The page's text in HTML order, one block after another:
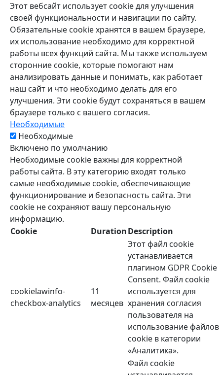
Этот вебсайт использует cookie для улучшения
своей функциональности и навигации по сайту.
Обязательные cookie хранятся в вашем браузере,
их использование необходимо для корректной
работы всех функций сайта. Мы также используем
сторонние cookie, которые помогают нам
анализировать данные и понимать, как работает
наш сайт и что необходимо делать для его
улучшения. Эти cookie будут сохраняться в вашем
браузере только с вашего согласия.
Необходимые
Необходимые
Включено по умолчанию
Необходимые cookie важны для корректной
работы сайта. В эту категорию входят только
самые необходимые cookie, обеспечивающие
функционирование и безопасность сайта. Эти
cookie не сохраняют вашу персональную
информацию.
Cookie
DurationDescription
cookielawinfo-
checkbox-analytics
11
месяцев
Этот файл cookie
устанавливается
плагином GDPR Cookie
Consent. Файл cookie
используется для
хранения согласия
пользователя на
использование файлов
cookie в категории
«Аналитика».
Файл cookie